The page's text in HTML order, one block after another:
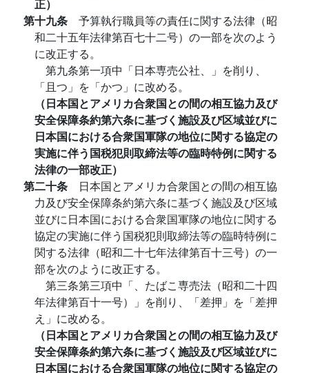
正）
第十九条 予算執行職員等の責任に関する法律（昭
和二十五年法律第百七十二号）の一部を次のよう
に改正する。
第九条第一項中「日本専売公社、」を削り、
「且つ」を「かつ」に改める。
（日本国とアメリカ合衆国との間の相互協力及び
安全保障条約第六条に基づく施設及び区域並びに
日本国における合衆国軍隊の地位に関する協定の
実施に伴う国税犯則取締法等の臨時特例に関する
法律の一部改正）
第二十条 日本国とアメリカ合衆国との間の相互協
力及び安全保障条約第六条に基づく施設及び区域
並びに日本国における合衆国軍隊の地位に関する
協定の実施に伴う国税犯則取締法等の臨時特例に
関する法律（昭和二十七年法律第百十三号）の一
部を次のように改正する。
第三条第三項中「、たばこ専売法（昭和二十四
年法律第百十一号）」を削り、「差押」を「差押
え」に改める。
（日本国とアメリカ合衆国との間の相互協力及び
安全保障条約第六条に基づく施設及び区域並びに
日本国における合衆国軍隊の地位に関する協定の